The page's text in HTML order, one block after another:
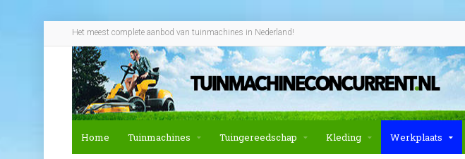
Het meest complete aanbod van tuinmachines in Nederland!
Home Tuinmachines Tuingereedschap Kleding Werkplaats